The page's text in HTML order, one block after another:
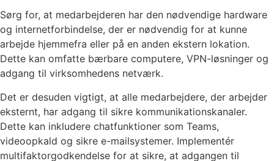
Sørg for, at medarbejderen har den nødvendige hardware
og internetforbindelse, der er nødvendig for at kunne
arbejde hjemmefra eller på en anden ekstern lokation.
Dette kan omfatte bærbare computere, VPN-løsninger og
adgang til virksomhedens netværk.
Det er desuden vigtigt, at alle medarbejdere, der arbejder
eksternt, har adgang til sikre kommunikationskanaler.
Dette kan inkludere chatfunktioner som Teams,
videoopkald og sikre e-mailsystemer. Implementér
multifaktorgodkendelse for at sikre, at adgangen til